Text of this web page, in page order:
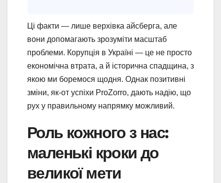
Ці факти — лише верхівка айсберга, але
вони допомагають зрозуміти масштаб
проблеми. Корупція в Україні — це не просто
економічна втрата, а й історична спадщина, з
якою ми боремося щодня. Однак позитивні
зміни, як-от успіхи ProZorro, дають надію, що
рух у правильному напрямку можливий.
Роль кожного з нас:
маленькі кроки до
великої мети